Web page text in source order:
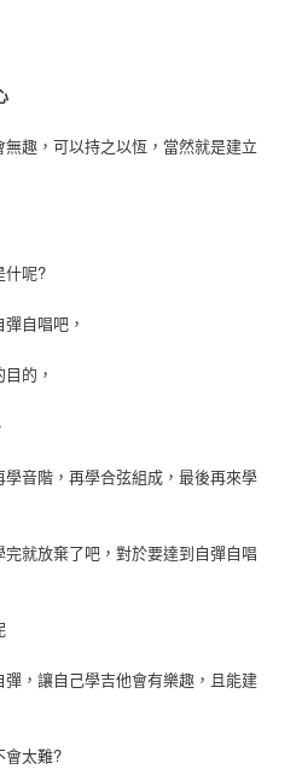
趣，可以持之以恆，當然就是建立
什呢?
自唱吧，
的，
音階，再學合弦組成，最後再來學
就放棄了吧，對於要達到自彈自唱
，讓自己學吉他會有樂趣，且能建
會太難?